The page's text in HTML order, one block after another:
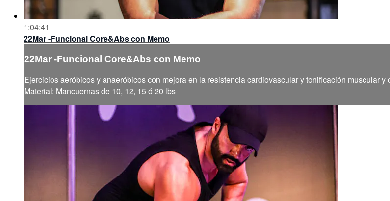
1:04:41
22Mar -Funcional Core&Abs con Memo
22Mar -Funcional Core&Abs con Memo
Ejercicios aeróbicos y anaeróbicos con mejora en la resistencia cardiovascular y tonificación muscular y
Material: Mancuernas de 10, 12, 15 ó 20 lbs